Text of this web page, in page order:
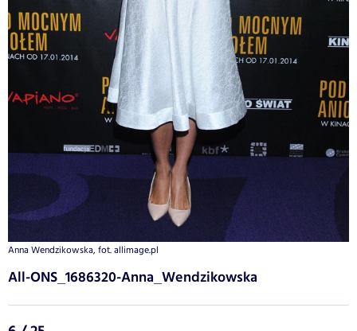
Anna Wendzikowska, fot. allimage.pl
All-ONS_1686320-Anna_Wendzikowska